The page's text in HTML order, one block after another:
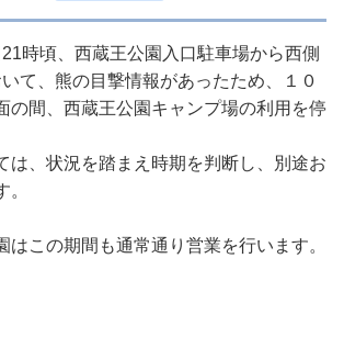
時頃、西蔵王公園入口駐車場から西側
て、熊の目撃情報があったため、１０
の間、西蔵王公園キャンプ場の利用を停
は、状況を踏まえ時期を判断し、別途お
はこの期間も通常通り営業を行います。